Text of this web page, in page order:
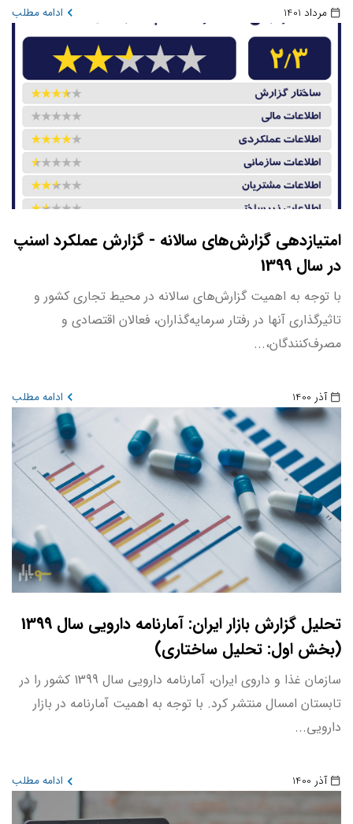
مرداد 1401 ادامه مطلب
امتیازدهی گزارش‌های سالانه - گزارش عملکرد اسنپ
در سال 1399
با توجه به اهمیت گزارش‌های سالانه در محیط تجاری کشور و
تاثیرگذاری آنها در رفتار سرمایه‌گذاران، فعالان اقتصادی و
مصرف‌کنندگان،...
آذر 1400 ادامه مطلب
تحلیل گزارش بازار ایران: آمارنامه دارویی سال 1399
(بخش اول: تحلیل ساختاری)
سازمان غذا و داروی ایران، آمارنامه دارویی سال 1399 کشور را در
تابستان امسال منتشر کرد. با توجه به اهمیت آمارنامه در بازار
دارویی...
آذر 1400 ادامه مطلب